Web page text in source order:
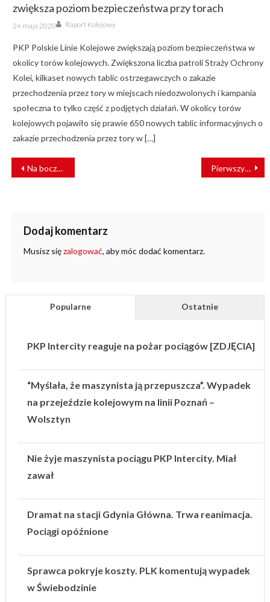
zwiększa poziom bezpieczeństwa przy torach
Posted
on
24 maja 2020 Author
Raport Kolejowy
PKP Polskie Linie Kolejowe zwiększają poziom bezpieczeństwa w
okolicy torów kolejowych. Zwiększona liczba patroli Straży Ochrony
Kolei, kilkaset nowych tablic ostrzegawczych o zakazie
przechodzenia przez tory w miejscach niedozwolonych i kampania
społeczna to tylko część z podjętych działań. W okolicy torów
kolejowych pojawiło się prawie 650 nowych tablic informacyjnych o
zakazie przechodzenia przez tory w […]
NAWIGACJA
WPISU
Na bocznicy Warszawa Grochów powstanie myjnia sezonowa PKP Intercity Pierwszy w Polsce przetarg na pociągi do 320 km/h
Dodaj komentarz
Musisz sięzalogować, aby móc dodać komentarz.
Popularne Ostatnie
PKP Intercity reaguje na pożar pociągów [ZDJĘCIA]
“Myślała, że maszynista ją przepuszcza”. Wypadek
na przejeździe kolejowym na linii Poznań –
Wolsztyn
Nie żyje maszynista pociągu PKP Intercity. Miał
zawał
Dramat na stacji Gdynia Główna. Trwa reanimacja.
Pociągi opóźnione
Sprawca pokryje koszty. PLK komentują wypadek
w Świebodzinie